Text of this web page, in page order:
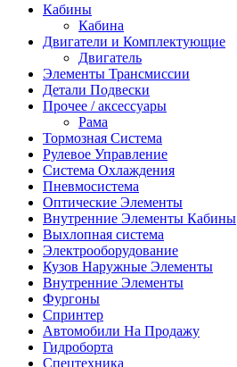
Кабины
Кабина
Двигатели и Комплектующие
Двигатель
Элементы Трансмиссии
Детали Подвески
Прочее / аксессуары
Рама
Тормозная Система
Рулевое Управление
Система Охлаждения
Пневмосистема
Оптические Элементы
Внутренние Элементы Кабины
Выхлопная система
Электрооборудование
Кузов Наружные Элементы
Внутренние Элементы
Фургоны
Спринтер
Автомобили На Продажу
Гидроборта
Спецтехника